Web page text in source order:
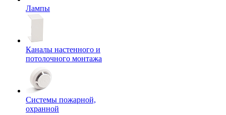
Лампы
Каналы настенного и
потолочного монтажа
Системы пожарной,
охранной